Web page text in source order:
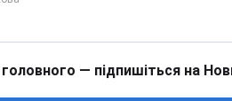
— підпишіться на